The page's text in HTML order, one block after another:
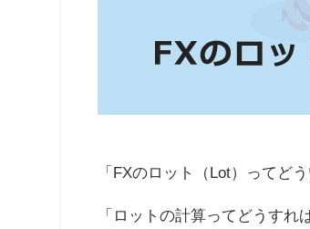
「FXのロット（Lot）ってど
「ロットの計算ってどうすれ